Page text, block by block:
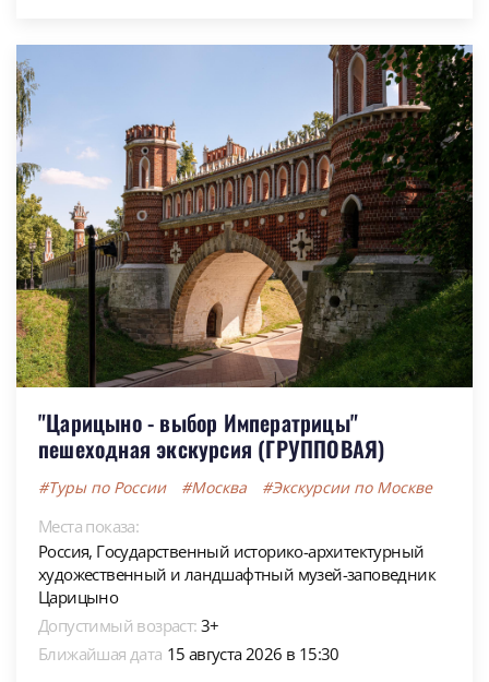
"Царицыно - выбор Императрицы"
пешеходная экскурсия (ГРУППОВАЯ)
#Туры по России #Москва #Экскурсии по Москве
Места показа:
Россия, Государственный историко-архитектурный
художественный и ландшафтный музей-заповедник
Царицыно
Допустимый возраст: 3+
Ближайшая дата 15 августа 2026 в 15:30